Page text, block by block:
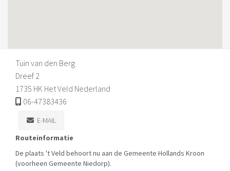
Tuin van den Berg
Dreef 2
1735 HK Het Veld Nederland
06-47383436
E-MAIL
Routeinformatie
De plaats 't Veld behoort nu aan de Gemeente Hollands Kroon
(voorheen Gemeente Niedorp).